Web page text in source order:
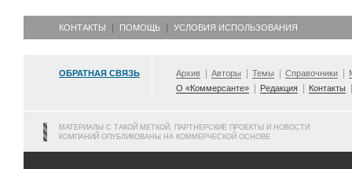
КОНТАКТЫ ПОМОЩЬ УСЛОВИЯ ИСПОЛЬЗОВАНИЯ
ОБРАТНАЯ СВЯЗЬ Архив Авторы Темы Справочники
О «Коммерсанте»
Редакция Контакты
МАТЕРИАЛЫ С ТАКОЙ МЕТКОЙ, ПАРТНЕРСКИЕ ПРОЕКТЫ И НОВОСТИ
КОМПАНИЙ ОПУБЛИКОВАНЫ НА КОММЕРЧЕСКОЙ ОСНОВЕ